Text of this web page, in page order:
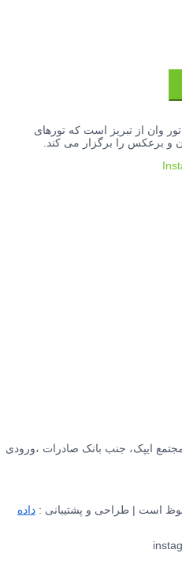
وان از تبریز است که تورهای
و برعکس را برگزار می کند.
ایپک، جنب بانک صادرات ،ورودی
است | طراحی و پشتیبانی : داده